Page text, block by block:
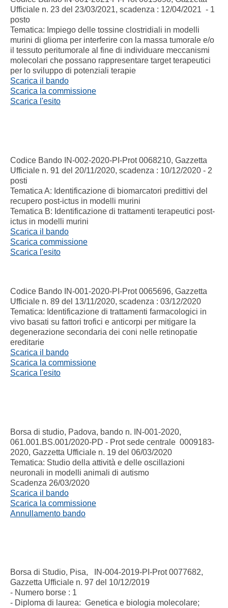
Ufficiale n. 23 del 23/03/2021, scadenza : 12/04/2021 - 1
posto
Tematica: Impiego delle tossine clostridiali in modelli
murini di glioma per interferire con la massa tumorale e/o
il tessuto peritumorale al fine di individuare meccanismi
molecolari che possano rappresentare target terapeutici
per lo sviluppo di potenziali terapie
Scarica il bando
Scarica la commissione
Scarica l'esito
Codice Bando IN-002-2020-PI-Prot 0068210, Gazzetta
Ufficiale n. 91 del 20/11/2020, scadenza : 10/12/2020 - 2
posti
Tematica A: Identificazione di biomarcatori predittivi del
recupero post-ictus in modelli murini
Tematica B: Identificazione di trattamenti terapeutici post-
ictus in modelli murini
Scarica il bando
Scarica commissione
Scarica l'esito
Codice Bando IN-001-2020-PI-Prot 0065696, Gazzetta
Ufficiale n. 89 del 13/11/2020, scadenza : 03/12/2020
Tematica: Identificazione di trattamenti farmacologici in
vivo basati su fattori trofici e anticorpi per mitigare la
degenerazione secondaria dei coni nelle retinopatie
ereditarie
Scarica il bando
Scarica la commissione
Scarica l'esito
Borsa di studio, Padova, bando n. IN-001-2020,
061.001.BS.001/2020-PD - Prot sede centrale 0009183-
2020, Gazzetta Ufficiale n. 19 del 06/03/2020
Tematica: Studio della attività e delle oscillazioni
neuronali in modelli animali di autismo
Scadenza 26/03/2020
Scarica il bando
Scarica la commissione
Annullamento bando
Borsa di Studio, Pisa, IN-004-2019-PI-Prot 0077682,
Gazzetta Ufficiale n. 97 del 10/12/2019
- Numero borse : 1
- Diploma di laurea: Genetica e biologia molecolare;